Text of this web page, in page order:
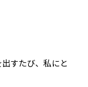
すたび、私にと